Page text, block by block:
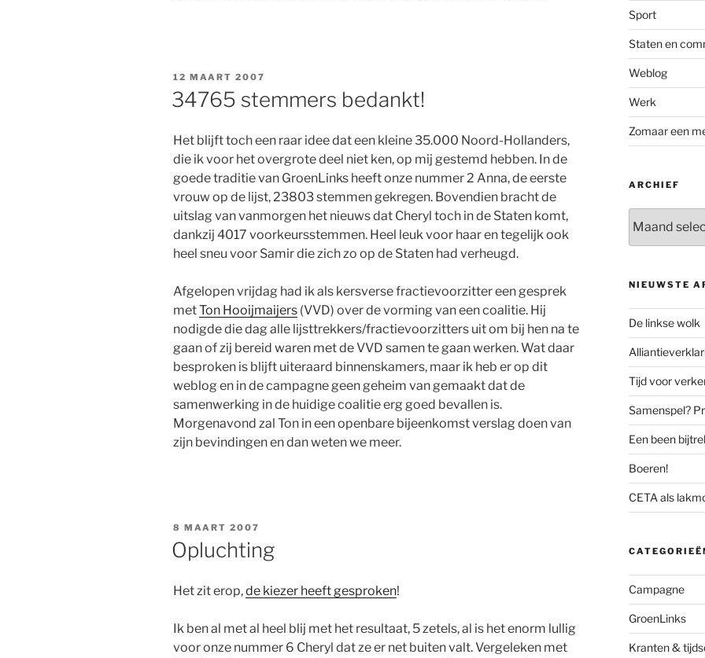
GEPLAATST
12 MAART 2007
34765 stemmers bedankt!
Het blijft toch een raar idee dat een kleine 35.000 Noord-Hollanders,
die ik voor het overgrote deel niet ken, op mij gestemd hebben. In de
goede traditie van GroenLinks heeft onze nummer 2 Anna, de eerste
vrouw op de lijst, 23803 stemmen gekregen. Bovendien bracht de
uitslag van vanmorgen het nieuws dat Cheryl toch in de Staten komt,
dankzij 4017 voorkeursstemmen. Heel leuk voor haar en tegelijk ook
heel sneu voor Samir die zich zo op de Staten had verheugd.
Afgelopen vrijdag had ik als kersverse fractievoorzitter een gesprek
metTon Hooijmaijers (VVD) over de vorming van een coalitie. Hij
nodigde die dag alle lijsttrekkers/fractievoorzitters uit om bij hen na te
gaan of zij bereid waren met de VVD samen te gaan werken. Wat daar
besproken is blijft uiteraard binnenskamers, maar ik heb er op dit
weblog en in de campagne geen geheim van gemaakt dat de
samenwerking in de huidige coalitie erg goed bevallen is.
Morgenavond zal Ton in een openbare bijeenkomst verslag doen van
zijn bevindingen en dan weten we meer.
GEPLAATST
OP
8 MAART 2007
Opluchting
Het zit erop,de kiezer heeft gesproken!
Ik ben al met al heel blij met het resultaat, 5 zetels, al is het enorm lullig
voor onze nummer 6 Cheryl dat ze er net buiten valt. Vergeleken met
Sport
Staten en
Weblog
Werk
Zomaar een
ARCHIEF
NIEUWSTE
De linkse wolk
Tijd voor
Samenspel?
Een been
Boeren!
CETA als
Campagne
GroenLinks
Kranten &